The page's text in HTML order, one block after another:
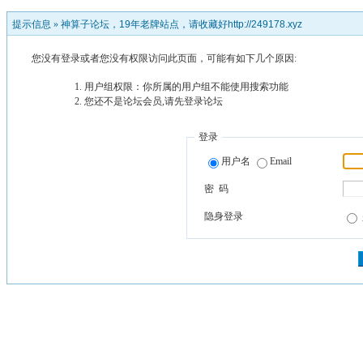
提示信息 » 神算子论坛，19年老牌站点，请收藏好http://249178.xyz
您没有登录或者您没有权限访问此页面，可能有如下几个原因:
用户组权限：你所属的用户组不能使用搜索功能
您还不是论坛会员,请先登录论坛
登录
用户名 Email
密 码
隐身登录